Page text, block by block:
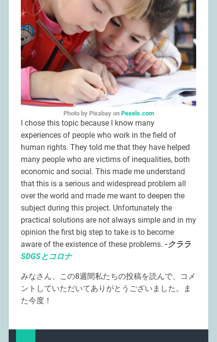
Photo by Pixabay on Pexels.com
I chose this topic because I know many
experiences of people who work in the field of
human rights. They told me that they have helped
many people who are victims of inequalities, both
economic and social. This made me understand
that this is a serious and widespread problem all
over the world and made me want to deepen the
subject during this project. Unfortunately the
practical solutions are not always simple and in my
opinion the first big step to take is to become
aware of the existence of these problems. -クララ
SDGSとコロナ
みなさん、この8週間私たちの投稿を読んで、コメ
ントしていただいてありがとうございました。ま
た今度！